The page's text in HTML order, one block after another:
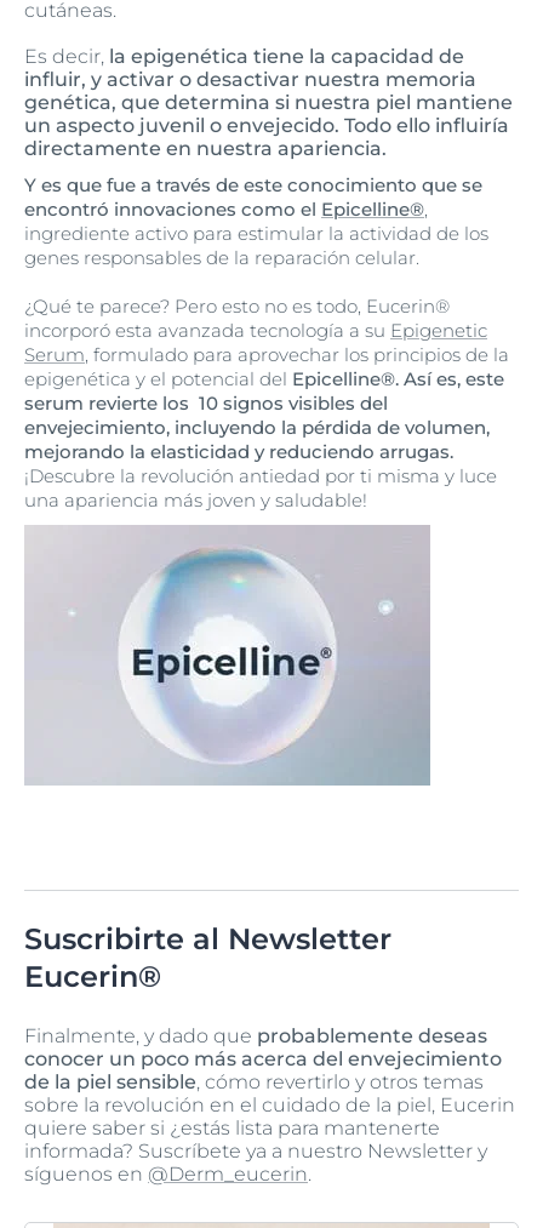
cutáneas.
Es decir, la epigenética tiene la capacidad de
influir, y activar o desactivar nuestra memoria
genética, que determina si nuestra piel mantiene
un aspecto juvenil o envejecido. Todo ello influiría
directamente en nuestra apariencia.
Y es que fue a través de este conocimiento que se
encontró innovaciones como el Epicelline®
ingrediente activo para estimular la actividad de los
genes responsables de la reparación celular.
¿Qué te parece? Pero esto no es todo, Eucerin®
incorporó esta avanzada tecnología a su Epigenetic
Serum , formulado para aprovechar los principios de la
epigenética y el potencial del Epicelline®. Así es, este
serum revierte los 10 signos visibles del
envejecimiento, incluyendo la pérdida de volumen,
mejorando la elasticidad y reduciendo arrugas.
¡Descubre la revolución antiedad por ti misma y luce
una apariencia más joven y saludable!
Suscribirte al Newsletter
Eucerin®
Finalmente, y dado que probablemente deseas
conocer un poco más acerca del envejecimiento
de la piel sensible, cómo revertirlo y otros temas
sobre la revolución en el cuidado de la piel, Eucerin
quiere saber si ¿estás lista para mantenerte
informada? Suscríbete ya a nuestro Newsletter y
síguenos en @Derm_eucerin.